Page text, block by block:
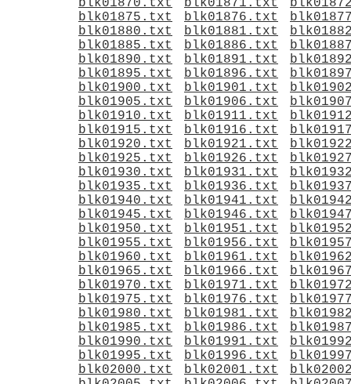
blk01870.txt
blk01871.txt
blk01875.txt
blk01876.txt
blk01880.txt
blk01881.txt
blk01885.txt
blk01886.txt
blk01890.txt
blk01891.txt
blk01895.txt
blk01896.txt
blk01900.txt
blk01901.txt
blk01905.txt
blk01906.txt
blk01910.txt
blk01911.txt
blk01915.txt
blk01916.txt
blk01920.txt
blk01921.txt
blk01925.txt
blk01926.txt
blk01930.txt
blk01931.txt
blk01935.txt
blk01936.txt
blk01940.txt
blk01941.txt
blk01945.txt
blk01946.txt
blk01950.txt
blk01951.txt
blk01955.txt
blk01956.txt
blk01960.txt
blk01961.txt
blk01965.txt
blk01966.txt
blk01970.txt
blk01971.txt
blk01975.txt
blk01976.txt
blk01980.txt
blk01981.txt
blk01985.txt
blk01986.txt
blk01990.txt
blk01991.txt
blk01995.txt
blk01996.txt
blk02000.txt
blk02001.txt